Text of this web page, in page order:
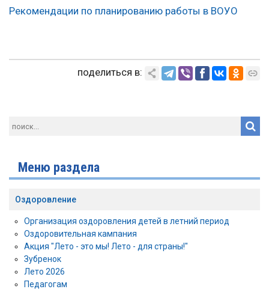
Рекомендации по планированию работы в ВОУО
поделиться в:
Меню раздела
Оздоровление
Организация оздоровления детей в летний период
Оздоровительная кампания
Акция "Лето - это мы! Лето - для страны!"
Зубренок
Лето 2026
Педагогам